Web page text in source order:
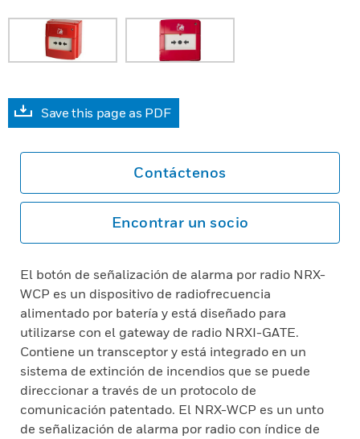
Save this page as PDF
Contáctenos
Encontrar un socio
El botón de señalización de alarma por radio NRX-
WCP es un dispositivo de radiofrecuencia
alimentado por batería y está diseñado para
utilizarse con el gateway de radio NRXI-GATE.
Contiene un transceptor y está integrado en un
sistema de extinción de incendios que se puede
direccionar a través de un protocolo de
comunicación patentado. El NRX-WCP es un unto
de señalización de alarma por radio con índice de